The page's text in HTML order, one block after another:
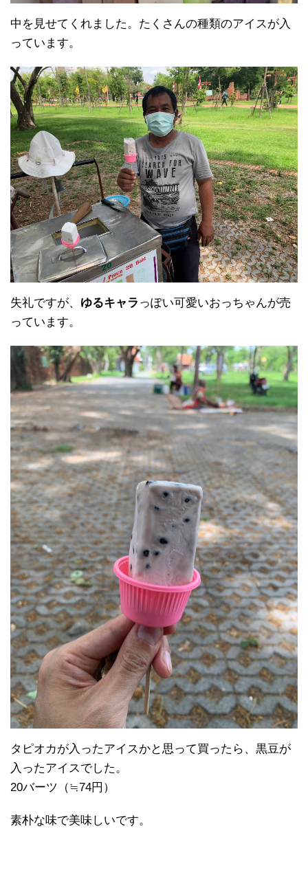
中を見せてくれました。たくさんの種類のアイスが入
っています。
失礼ですが、 ゆるキャラ っぽい可愛いおっちゃんが売
っています。
タピオカが入ったアイスかと思って買ったら、黒豆が
入ったアイスでした。
20バーツ（≒74円）
素朴な味で美味しいです。